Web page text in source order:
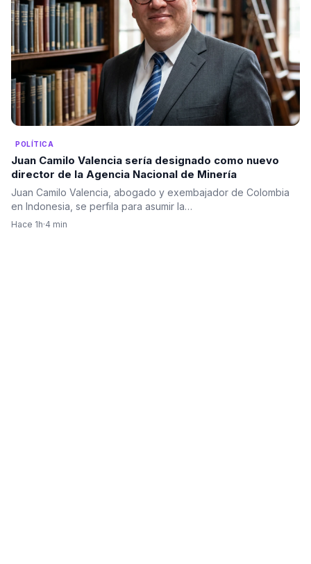
POLÍTICA
Juan Camilo Valencia sería designado como nuevo
director de la Agencia Nacional de Minería
Juan Camilo Valencia, abogado y exembajador de Colombia
en Indonesia, se perfila para asumir la…
Hace 1h·4 min